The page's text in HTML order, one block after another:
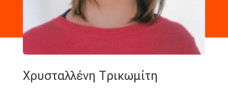
Χρυσταλλένη Τρικωμίτη